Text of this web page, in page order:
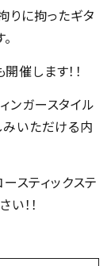
りに拘ったギタ
催します！！
ンガースタイル
いただける内
スティックステ
！！